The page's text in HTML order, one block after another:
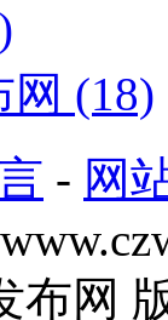
(18)
- 网
布网